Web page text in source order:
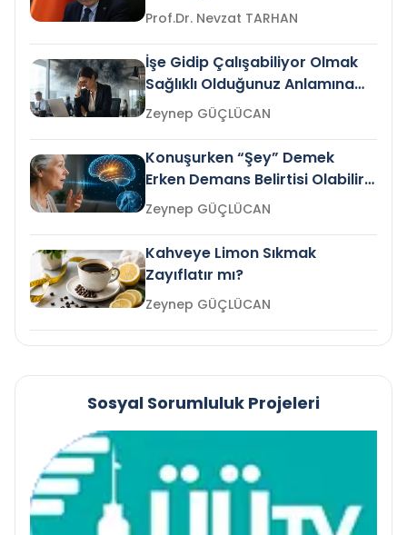
Prof.Dr. Nevzat TARHAN
İşe Gidip Çalışabiliyor Olmak
Sağlıklı Olduğunuz Anlamına
Gelir mi?Zeynep GÜÇLÜCAN
Konuşurken “Şey” Demek
Erken Demans Belirtisi Olabilir
mi?
Zeynep GÜÇLÜCAN
Kahveye Limon Sıkmak
Zayıflatır mı?
Zeynep GÜÇLÜCAN
Sosyal Sorumluluk Projeleri